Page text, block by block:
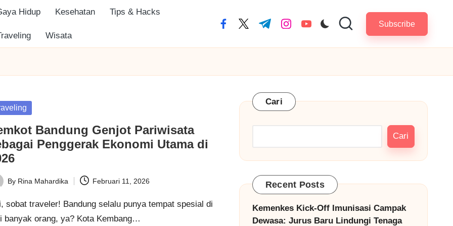
Hidup Kesehatan Tips & Hacks
Wisata
facebook.com
twitter.com
t.me instagram.com
youtube.com Subscribe
Bandung Genjot Pariwisata
Penggerak Ekonomi Utama di
By Rina Mahardika Februari 11, 2026
sobat traveler! Bandung selalu punya tempat spesial di
banyak orang, ya? Kota Kembang…
Cari
Cari
Recent Posts
Kemenkes Kick-Off Imunisasi Campak
Dewasa: Jurus Baru Lindungi Tenaga